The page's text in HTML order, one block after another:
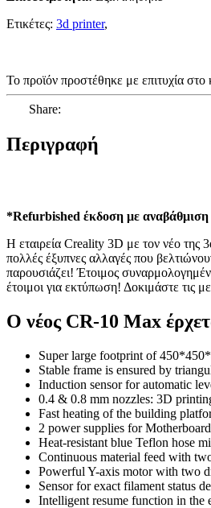
Ετικέτες: 3d printer,
Το προϊόν προστέθηκε με επιτυχία στο
Share:
Περιγραφή
*Refurbished έκδοση με
Η εταιρεία Creality 3D με τον νέο της
πολλές έξυπνες αλλαγές που
παρουσιάζει! Έτοιμος
έτοιμοι για εκτύπωση! Δοκιμάστε τις
Ο νέος CR-10 Max
Super large footprint of
Stable frame is ensured by
Induction sensor for automatic
0.4 & 0.8 mm nozzles: 3D
Fast heating of the building
2 power supplies for
Heat-resistant blue Teflon hose
Continuous material feed with
Powerful Y-axis motor with two
Sensor for exact filament status
Intelligent resume function in the